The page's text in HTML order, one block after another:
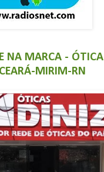
NA MARCA - ÓTICA
MIRIM-RN